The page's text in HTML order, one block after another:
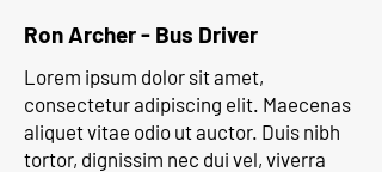
Ron Archer - Bus Driver
Lorem ipsum dolor sit amet,
consectetur adipiscing elit. Maecenas
aliquet vitae odio ut auctor. Duis nibh
tortor, dignissim nec dui vel, viverra